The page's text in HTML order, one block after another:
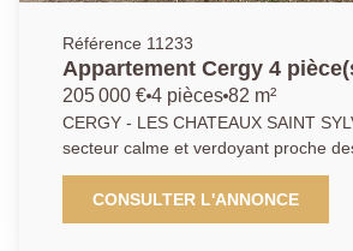
Référence 11233
Appartement Cergy 4
205 000 € 4 pièces 82 m²
CERGY - LES CHATEAUX SAINT
secteur calme et verdoyant proche
des transports et des commodités,
pièces aux beaux volumes offrant une entrée, une
cuisine indépendante aménagée et
CONSULTER L'ANNONCE